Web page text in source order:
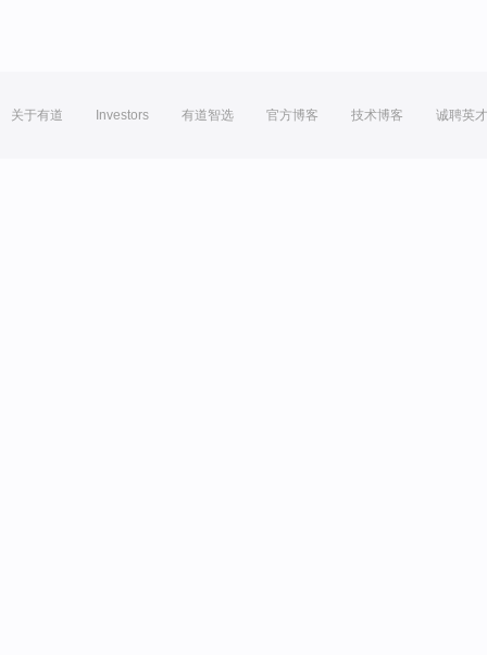
关于有道 Investors 有道智选 官方博客 技术博客 诚聘英才